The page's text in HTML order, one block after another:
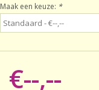
Laatste kans!
Maak een keuze: *
€--,--